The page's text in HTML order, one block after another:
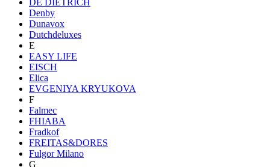
Denby
Dunavox
Dutchdeluxes
E
EASY LIFE
EISCH
Elica
EVGENIYA KRYUKOVA
F
Falmec
FHIABA
Fradkof
FREITAS&DORES
Fulgor Milano
G